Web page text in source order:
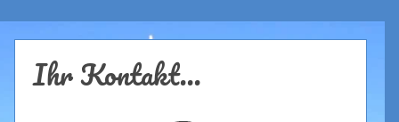
Ihr Kontakt...